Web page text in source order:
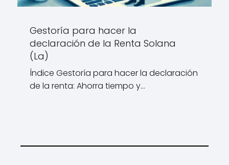
Gestoría para hacer la
declaración de la Renta Solana
(La)
Índice Gestoría para hacer la declaración
de la renta: Ahorra tiempo y…